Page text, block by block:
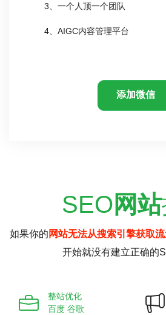
3、一个人顶一个团队
4、AIGC内容管理平台
添加微信
SEO 网站
如果你的 网站无法从搜索引擎获取流
开始就没有建立正确的
整站优化
百度 谷歌